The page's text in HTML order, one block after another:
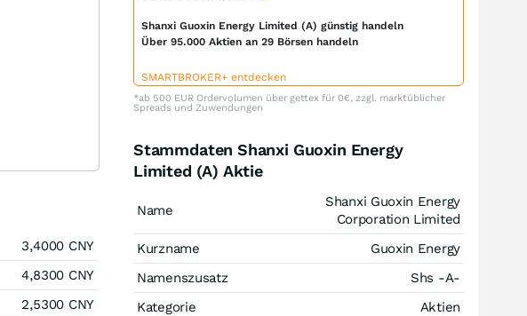
3,4000 CNY
4,8300 CNY
2,5300 CNY
Shanxi Guoxin Energy Limited (A) günstig handeln
Über 95.000 Aktien an 29 Börsen handeln
SMARTBROKER+ entdecken
*ab 500 EUR Ordervolumen über gettex für 0€, zzgl. marktüblicher
Spreads und Zuwendungen
Stammdaten Shanxi Guoxin Energy
Limited (A) Aktie
Name
Shanxi Guoxin Energy
Corporation Limited
Kurzname
Guoxin Energy
Namenszusatz
Shs -A-
Kategorie
Aktien